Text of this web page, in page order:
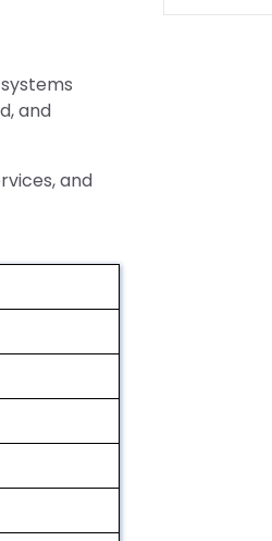
and
and